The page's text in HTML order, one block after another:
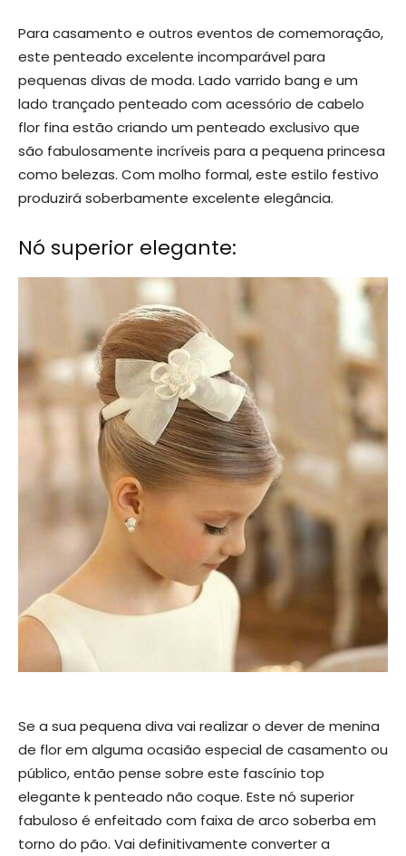
Para casamento e outros eventos de comemoração,
este penteado excelente incomparável para
pequenas divas de moda. Lado varrido bang e um
lado trançado penteado com acessório de cabelo
flor fina estão criando um penteado exclusivo que
são fabulosamente incríveis para a pequena princesa
como belezas. Com molho formal, este estilo festivo
produzirá soberbamente excelente elegância.
Nó superior elegante:
Se a sua pequena diva vai realizar o dever de menina
de flor em alguma ocasião especial de casamento ou
público, então pense sobre este fascínio top
elegante k penteado não coque. Este nó superior
fabuloso é enfeitado com faixa de arco soberba em
torno do pão. Vai definitivamente converter a